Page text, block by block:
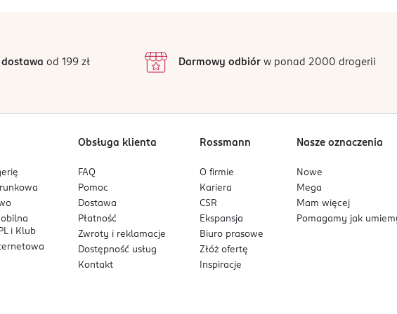
2
1
0%
od 199 zł Darmowy odbiórw ponad 2000 drogerii
i Klub
Obsługa klienta
FAQ
Pomoc
Dostawa
Płatność
Zwroty i reklamacje
Dostępność usług
Kontakt
Rossmann
O firmie
Kariera
CSR
Ekspansja
Biuro prasowe
Złóż ofertę
Inspiracje
Nasze oznaczenia
Nowe
Mega
Mam więcej
Pomagamy jak